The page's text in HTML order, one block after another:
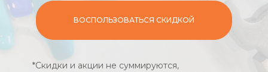
*Скидки и акции не суммируются,
ВОСПОЛЬЗОВАТЬСЯ СКИДКОЙ